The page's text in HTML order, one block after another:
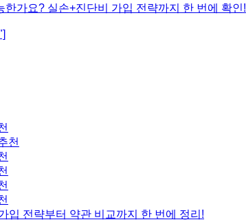
가요? 실손+진단비 가입 전략까지 한 번에 확인!
천
입 전략부터 약관 비교까지 한 번에 정리!